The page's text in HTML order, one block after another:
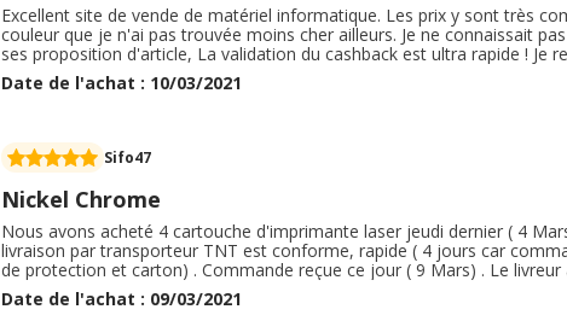
Excellent site de vende de matériel informatique. Les prix y sont très
couleur que je n'ai pas trouvée moins cher ailleurs. Je ne connaissait
ses proposition d'article, La validation du cashback est ultra rapide ! Je
particuliers ou professionnels. Les produits sont de qualités et d'origine
difficultés de ce moment.
Date de l'achat : 10/03/2021
Sifo47
Nickel Chrome
Nous avons acheté 4 cartouche d'imprimante laser jeudi dernier ( 4
livraison par transporteur TNT est conforme, rapide ( 4 jours car
de protection et carton) . Commande reçue ce jour ( 9 Mars) . Le
aimable, masqué, respectant le protocole des gestes barrières. Pas de
repasserons sans problème par ce site pour une nouvelle commande
Date de l'achat : 09/03/2021